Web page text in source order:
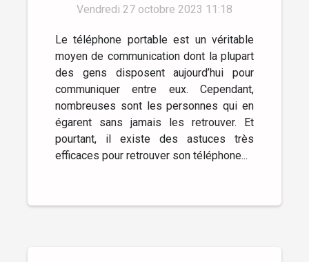
Vendredi 27 octobre 2023 11:18
Le téléphone portable est un véritable
moyen de communication dont la plupart
des gens disposent aujourd’hui pour
communiquer entre eux. Cependant,
nombreuses sont les personnes qui en
égarent sans jamais les retrouver. Et
pourtant, il existe des astuces très
efficaces pour retrouver son téléphone...